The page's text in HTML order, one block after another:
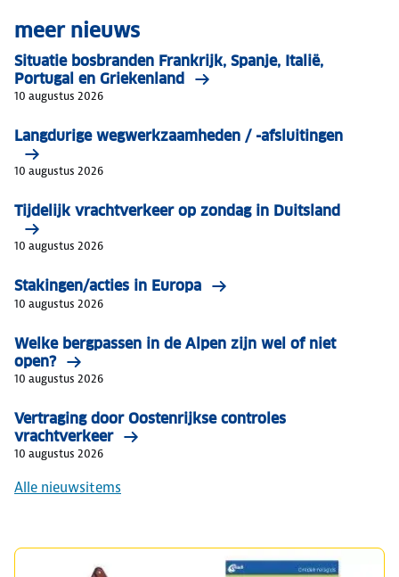
meer nieuws
Situatie bosbranden Frankrijk, Spanje, Italië,
Portugal en Griekenland
10 augustus 2026
Langdurige wegwerkzaamheden / -afsluitingen
10 augustus 2026
Tijdelijk vrachtverkeer op zondag in Duitsland
10 augustus 2026
Stakingen/acties in Europa
10 augustus 2026
Welke bergpassen in de Alpen zijn wel of niet
open?
10 augustus 2026
Vertraging door Oostenrijkse controles
vrachtverkeer
10 augustus 2026
Alle nieuwsitems